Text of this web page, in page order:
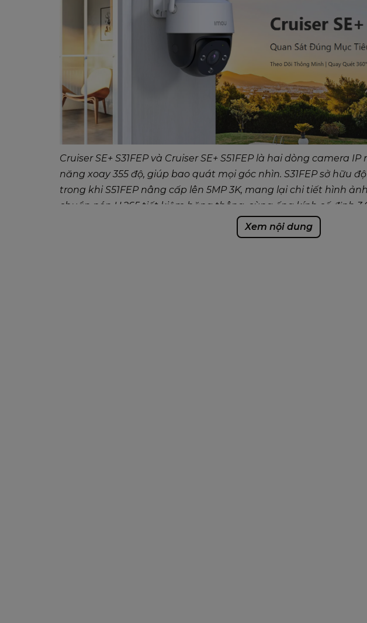
Cruiser SE+ S31FEP và Cruiser SE+ S51FEP là hai dòng camera
năng xoay 355 độ, giúp bao quát mọi góc nhìn. S31FEP sở hữu
trong khi S51FEP nâng cấp lên 5MP 3K, mang lại chi tiết hình
chuẩn nén H.265 tiết kiệm băng thông, cùng ống kính cố định
30m. Với 4 chế độ ban đêm, âm thanh hai chiều, còi báo động
chuyển động, đây là lựa chọn lý tưởng để bảo vệ an ninh tối đa.
Xem nội dung